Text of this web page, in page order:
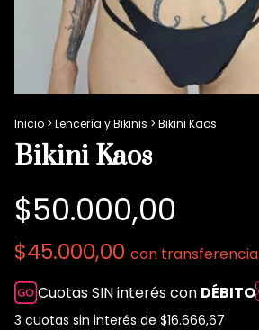
Inicio > Lencería y Bikinis > Bikini Kaos
Bikini Kaos
$50.000,00
$45.000,00 con transferencia
Cuotas SIN interés con DÉBITO
3 cuotas sin interés de $16.666,67